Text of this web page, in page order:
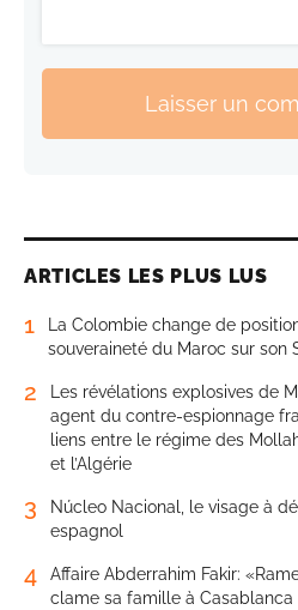
Laisser un
ARTICLES LES PLUS LUS
1
La Colombie change de
souveraineté du Maroc sur son
2
Les révélations explosives de
agent du contre-espionnage
liens entre le régime des
et l’Algérie
3
Núcleo Nacional, le visage à
espagnol
4
Affaire Abderrahim Fakir:
clame sa famille à Casablanca